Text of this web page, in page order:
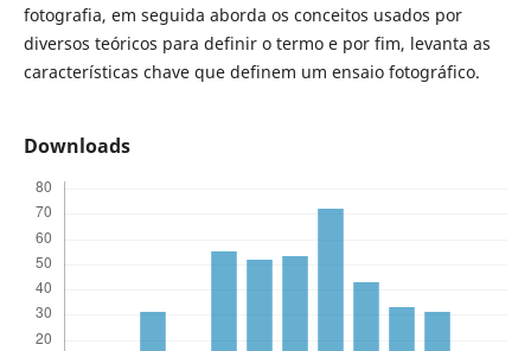
fotografia, em seguida aborda os conceitos usados por
diversos teóricos para definir o termo e por fim, levanta as
características chave que definem um ensaio fotográfico.
Downloads